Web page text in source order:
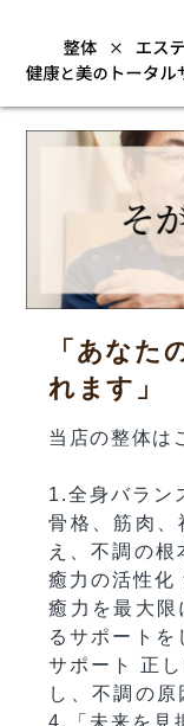
「あなた
れます」
当店の整体は
1.全身バラン
骨格、筋肉、
え、不調の根
癒力の活性化
癒力を最大限
るサポートを
サポート
正
し、不調の原
4.「未来を見